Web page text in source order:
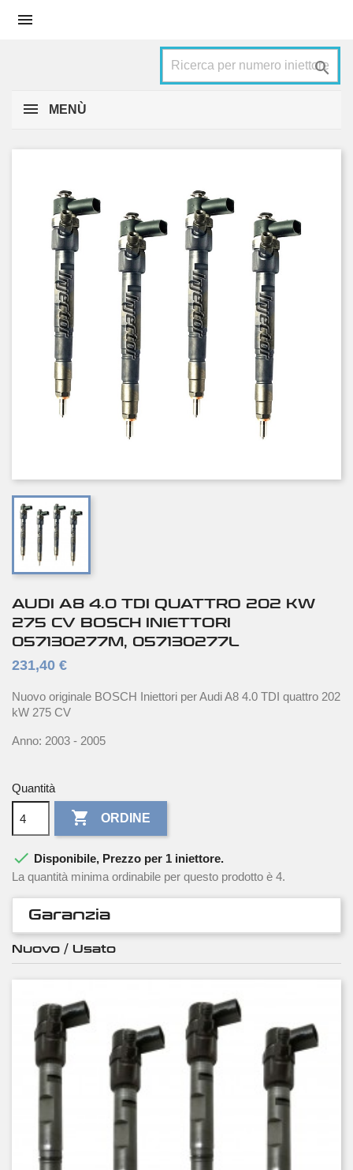


MENÙ
AUDI A8 4.0 TDI QUATTRO 202 KW
275 CV BOSCH INIETTORI
057130277M, 057130277L
231,40 €
Nuovo originale BOSCH Iniettori per Audi A8 4.0 TDI quattro 202
kW 275 CV
Anno: 2003 - 2005
Quantità
 ORDINE
 Disponibile, Prezzo per 1 iniettore.
La quantità minima ordinabile per questo prodotto è 4.
Garanzia
Nuovo / Usato